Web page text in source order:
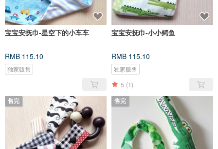
宝宝安抚巾-星空下的小车车
RMB 115.10
独家贩售
宝宝安抚巾-小小鳄鱼
RMB 115.10
独家贩售
5 (1)
售完 售完